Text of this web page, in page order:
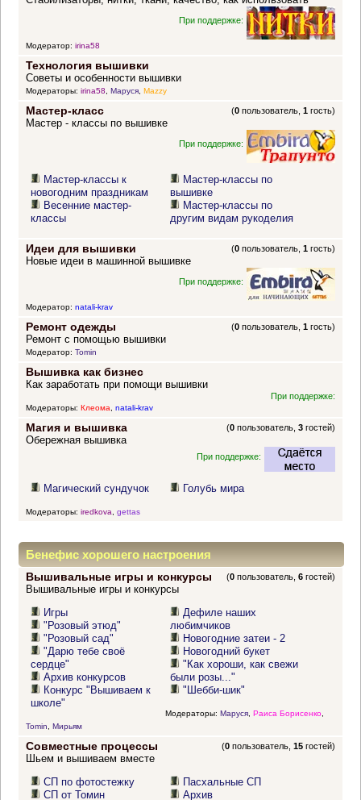
При поддержке:
Модератор: irina58
Технология вышивки
Советы и особенности вышивки
Модераторы: irina58, Маруся, Mazzy
Мастер-класс (0 пользователь,1 гость)
Мастер - классы по вышивке
При поддержке:
Мастер-классы к
новогодним праздникам
Весенние мастер-
классы
Мастер-классы по
вышивке
Мастер-классы по
другим видам рукоделия
Идеи для вышивки (0 пользователь,1 гость)
Новые идеи в машинной вышивке
При поддержке:
Модератор: natali-krav
Ремонт одежды (0 пользователь,1 гость)
Ремонт с помощью вышивки
Модератор: Tomin
Вышивка как бизнес
Как заработать при помощи вышивки
При поддержке:
Модераторы: Клеома, natali-krav
Магия и вышивка (0 пользователь,3 гостей)
Обережная вышивка
При поддержке:
Магический сундучок Голубь мира
Модераторы: iredkova gettas
Бенефис хорошего настроения
Вышивальные игры и конкурсы (0 пользователь,6 гостей)
Вышивальные игры и конкурсы
Игры
"Розовый этюд"
"Розовый сад"
"Дарю тебе своё
сердце"
Архив конкурсов
Конкурс "Вышиваем к
школе"
Дефиле наших
любимчиков
Новогодние затеи - 2
Новогодний букет
"Как хороши, как свежи
были розы..."
"Шебби-шик"
Модераторы: Маруся, Раиса Борисенко,
Tomin
Мирьям
Совместные процессы (0 пользователь,15 гостей)
Шьем и вышиваем вместе
СП по фотостежку
СП от Томин
Пасхальные СП
Архив